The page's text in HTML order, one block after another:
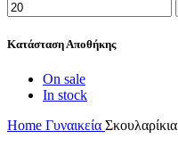
Κατάσταση Αποθήκης
On sale
In stock
Home Γυναικεία Σκουλαρίκια